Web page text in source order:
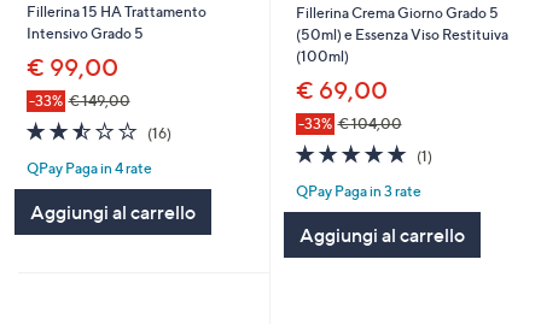
Fillerina 15 HA Trattamento
Intensivo Grado 5
€ 99,00
-33% € 149,00
2.4
of
5
Stars
(16)16
QPay Paga in 4 rate
Aggiungi al carrello
Fillerina Crema Giorno Grado 5
(50ml) e Essenza Viso Restituiva
(100ml)
€ 69,00
-33% € 104,00
5.0
of
5
Stars
(1)1
QPay Paga in 3 rate
Aggiungi al carrello